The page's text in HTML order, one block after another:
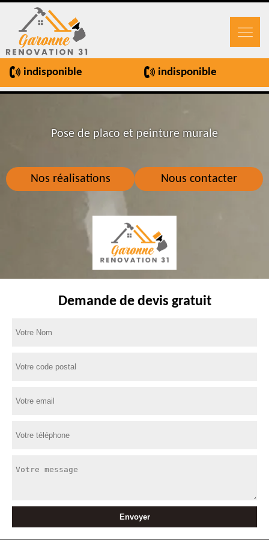
indisponible indisponible
Nos réalisations Nous contacter
Pose de placo et peinture murale
Demande de devis gratuit